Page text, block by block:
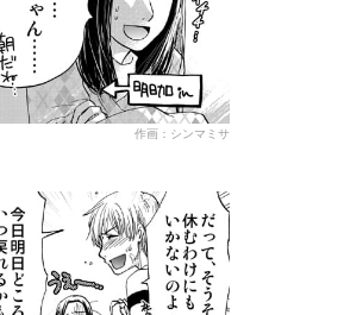
作画：シンマミサ